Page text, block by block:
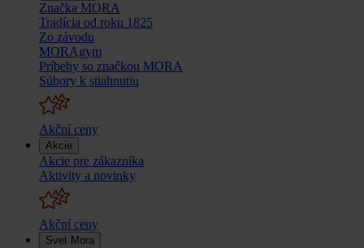
Značka MORA
Tradícia od roku 1825
Zo závodu
MORAgym
Príbehy so značkou MORA
Súbory k stiahnutiu
Akční ceny
Akcie
Akcie pre zákazníka
Aktivity a novinky
Akční ceny
Svet Mora